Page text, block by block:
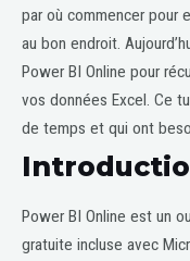
par où commencer pour
au bon endroit.
Power BI Online pour
vos données Excel. Ce
de temps et qui ont
Power BI Online est un
gratuite incluse avec